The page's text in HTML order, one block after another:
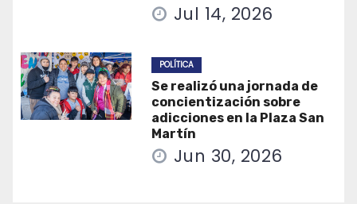
Jul 14, 2026
POLÍTICA
Se realizó una jornada de
concientización sobre
adicciones en la Plaza San
Martín
Jun 30, 2026